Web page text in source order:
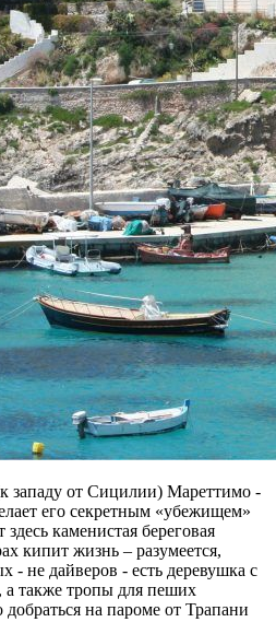
западу от Сицилии) Мареттимо -
его секретным «убежищем»
каменистая береговая
кипит жизнь – разумеется,
- не дайверов - есть деревушка с
а также тропы для пеших
на пароме от Трапани